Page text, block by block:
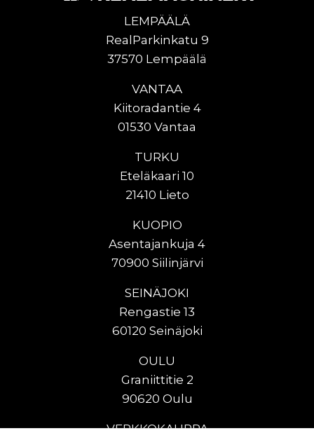
LEMPÄÄLÄ
RealParkinkatu 9
37570 Lempäälä
VANTAA
Kiitoradantie 4
01530 Vantaa
TURKU
Eteläkaari 10
21410 Lieto
KUOPIO
Asentajankuja 4
70900 Siilinjärvi
SEINÄJOKI
Rengastie 13
60120 Seinäjoki
OULU
Graniittitie 2
90620 Oulu
VERKKOKAUPPA